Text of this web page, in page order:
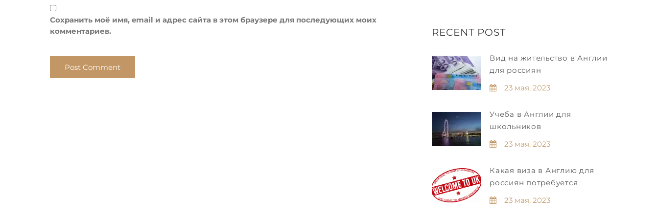
Сохранить моё имя, email и адрес сайта в этом браузере для последующих моих
комментариев.
RECENT POST
Вид на жительство в Англии
для россиян
23 мая, 2023
Учеба в Англии для
школьников
23 мая, 2023
Какая виза в Англию для
россиян потребуется
23 мая, 2023